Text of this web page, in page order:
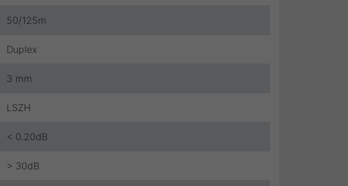
50/125m
Duplex
3 mm
LSZH
< 0.20dB
> 30dB